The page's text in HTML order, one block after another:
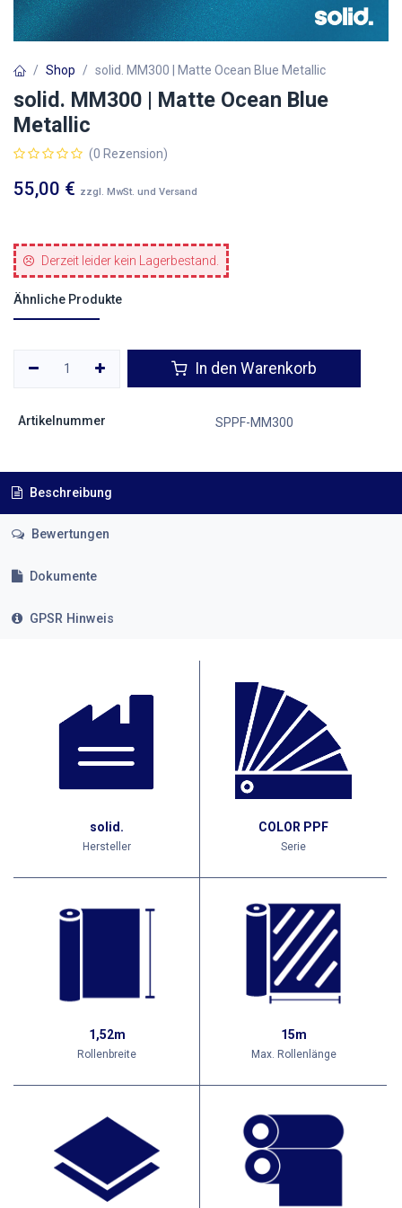
Shop solid. MM300 | Matte Ocean Blue Metallic
solid. MM300 | Matte Ocean Blue
Metallic
(0 Rezension)
55,00 € zzgl. MwSt. und Versand
Derzeit leider kein Lagerbestand.
Ähnliche Produkte
In den Warenkorb
Artikelnummer SPPF-MM300
Beschreibung
Bewertungen
Dokumente
GPSR Hinweis
solid.
Hersteller
COLOR PPF
Serie
1,52m
Rollenbreite
15m
Max. Rollenlänge